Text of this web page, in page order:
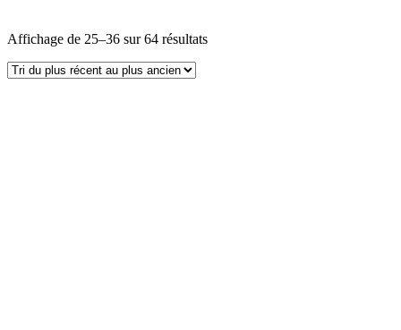
Affichage de 25–36 sur 64 résultats